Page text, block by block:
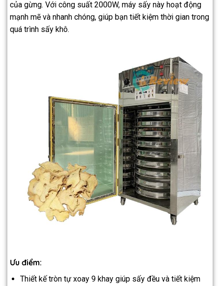
của gừng. Với công suất 2000W, máy sấy này hoạt động
mạnh mẽ và nhanh chóng, giúp bạn tiết kiệm thời gian trong
quá trình sấy khô.
Ưu điểm:
Thiết kế tròn tự xoay 9 khay giúp sấy đều và tiết kiệm